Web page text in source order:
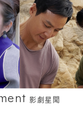
影劇星聞